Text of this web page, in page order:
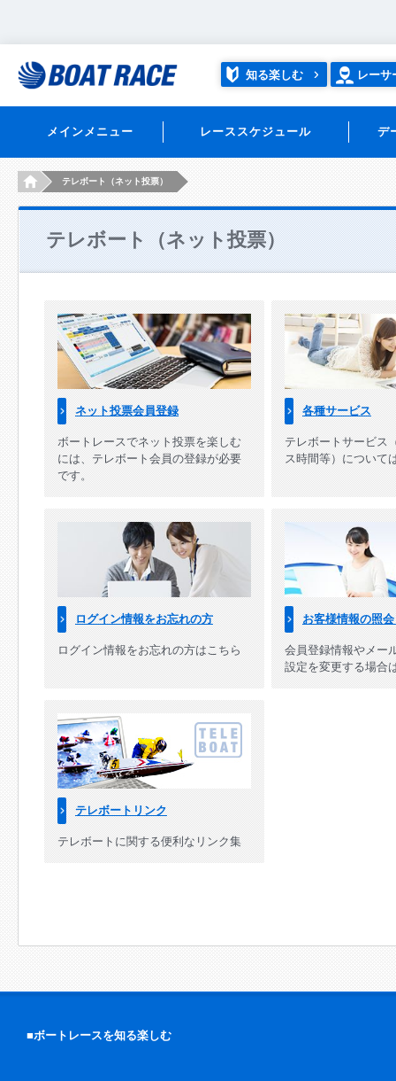
知る楽しむ レーサ
メインメニュー レーススケジュール デ
HOMEテレボート（ネット投票）
テレボート（ネット投票）
ネット投票会員登録
ボートレースでネット投票を楽しむ
には、テレボート会員の登録が必要
です。
各種サービス
テレボートサービス
ス時間等）について
ログイン情報をお忘れの方
ログイン情報をお忘れの方はこちら
お客様情報の照
会員登録情報やメー
設定を変更する場合
テレボートリンク
テレボートに関する便利なリンク集
■ボートレースを知る楽しむ